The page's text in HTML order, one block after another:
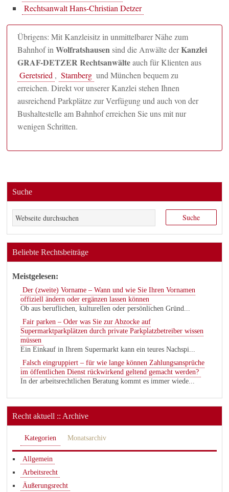
Rechtsanwalt Hans-Christian Detzer
Übrigens: Mit Kanzleisitz in unmittelbarer Nähe zum
Bahnhof inWolfratshausensind die Anwälte derKanzlei
GRAF-DETZER Rechtsanwälteauch für Klienten aus
Geretsried , Starnberg und München bequem zu
erreichen. Direkt vor unserer Kanzlei stehen Ihnen
ausreichend Parkplätze zur Verfügung und auch von der
Bushaltestelle am Bahnhof erreichen Sie uns mit nur
wenigen Schritten.
Suche
Beliebte Rechtsbeiträge
Meistgelesen:
Der (zweite) Vorname – Wann und wie Sie Ihren Vornamen
offiziell ändern oder ergänzen lassen können
Ob aus beruflichen, kulturellen oder persönlichen Gründ...
Fair parken – Oder was Sie zur Abzocke auf
Supermarktparkplätzen durch private Parkplatzbetreiber wissen
müssen
Ein Einkauf in Ihrem Supermarkt kann ein teures Nachspi...
Falsch eingruppiert – für wie lange können Zahlungsansprüche
im öffentlichen Dienst rückwirkend geltend gemacht werden?
In der arbeitsrechtlichen Beratung kommt es immer wiede...
Recht aktuell :: Archive
Kategorien Monatsarchiv
Allgemein
Arbeitsrecht
Äußerungsrecht